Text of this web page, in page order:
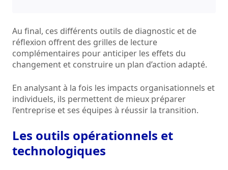
Au final, ces différents outils de diagnostic et de
réflexion offrent des grilles de lecture
complémentaires pour anticiper les effets du
changement et construire un plan d’action adapté.
En analysant à la fois les impacts organisationnels et
individuels, ils permettent de mieux préparer
l’entreprise et ses équipes à réussir la transition.
Les outils opérationnels et
technologiques